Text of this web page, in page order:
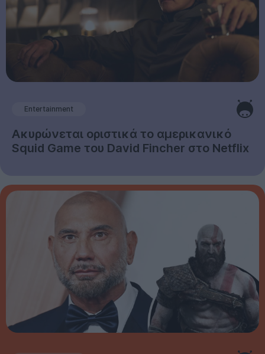
Entertainment
Ακυρώνεται οριστικά το αμερικανικό
Squid Game του David Fincher στο Netflix